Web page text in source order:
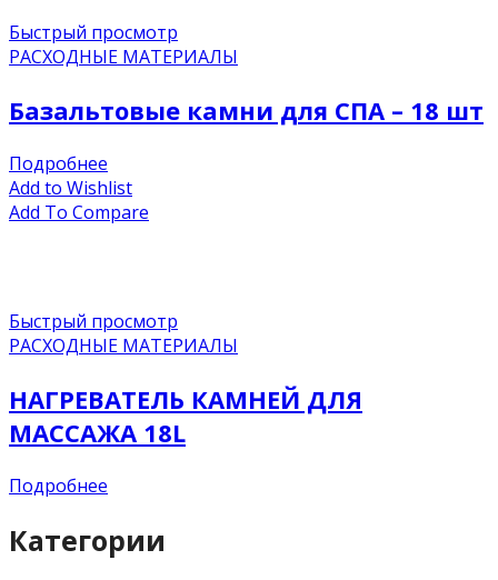
Быстрый просмотр
РАСХОДНЫЕ МАТЕРИАЛЫ
Базальтовые камни для СПА – 18 шт
Подробнее
Add to Wishlist
Add To Compare
Быстрый просмотр
РАСХОДНЫЕ МАТЕРИАЛЫ
НАГРЕВАТЕЛЬ КАМНЕЙ ДЛЯ
МАССАЖА 18L
Подробнее
Категории